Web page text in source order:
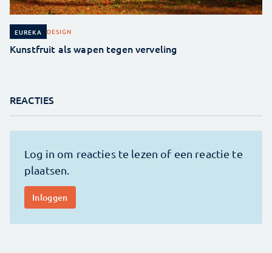
EUREKA DESIGN
Kunstfruit als wapen tegen verveling
REACTIES